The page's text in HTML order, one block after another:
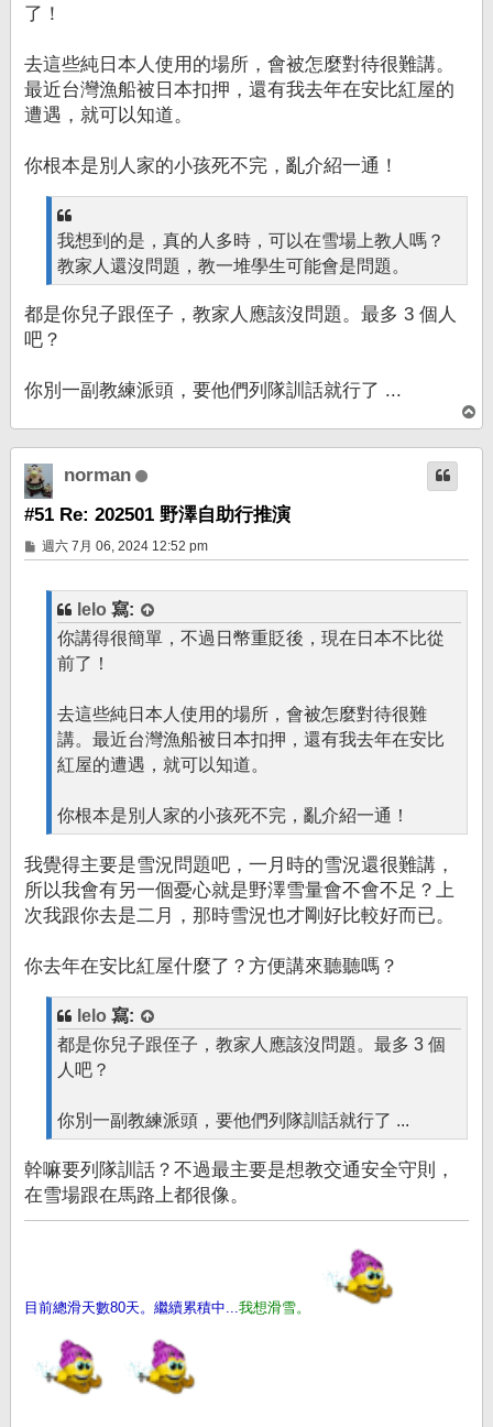
了！
去這些純日本人使用的場所，會被怎麼對待很難講。
最近台灣漁船被日本扣押，還有我去年在安比紅屋的
遭遇，就可以知道。
你根本是別人家的小孩死不完，亂介紹一通！
我想到的是，真的人多時，可以在雪場上教人嗎？
教家人還沒問題，教一堆學生可能會是問題。
都是你兒子跟侄子，教家人應該沒問題。最多 3 個人
吧？
你別一副教練派頭，要他們列隊訓話就行了 ...
頂
端
norman
#51 Re: 202501 野澤自助行推演
文
章
週六 7月 06, 2024 12:52 pm
lelo 寫:
你講得很簡單，不過日幣重貶後，現在日本不比從
前了！
去這些純日本人使用的場所，會被怎麼對待很難
講。最近台灣漁船被日本扣押，還有我去年在安比
紅屋的遭遇，就可以知道。
你根本是別人家的小孩死不完，亂介紹一通！
我覺得主要是雪況問題吧，一月時的雪況還很難講，
所以我會有另一個憂心就是野澤雪量會不會不足？上
次我跟你去是二月，那時雪況也才剛好比較好而已。
你去年在安比紅屋什麼了？方便講來聽聽嗎？
lelo 寫:
都是你兒子跟侄子，教家人應該沒問題。最多 3 個
人吧？
你別一副教練派頭，要他們列隊訓話就行了 ...
幹嘛要列隊訓話？不過最主要是想教交通安全守則，
在雪場跟在馬路上都很像。
目前總滑天數80天。繼續累積中... 我想滑雪。